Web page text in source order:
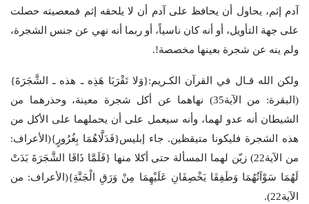
آدم إثم، يحاول أن يحافظ على آدم أن لا يلحقه إثم فمعصيته حصلت
على جهة التأويل، أو أنه كان ناسياً، أو ربما أنه نهي عن جنس الشجرة،
ولم ينه عن شجرة بعينها مخصصة!.
ولكن الله قـال في القرآن الكـريم:{وَلا تَقْرَبَا هَذِه ـ هذه ـ الشَّجَرَةَ}
(البقرة: من الآية35) نهاهما عن أكل شجرة معينة، وحذرهما من
الشيطان أنه عدو لهما، وأنه سيعمل على أن يحملهما على الأكل من
هذه الشجرة فليكونا متيقظين. جاء إبليس{فَدَلَّاهُمَا بِغُرُورٍ}(الأعراف:
من الآية22) زيّن لهما المسألة حتى أكلا منها {فَلَمَّا ذَاقَا الشَّجَرَةَ بَدَتْ
لَهُمَا سَوْآتُهُمَا وَطَفِقَا يَخْصِفَانِ عَلَيْهِمَا مِنْ وَرَقِ الْجَنَّةِ}(الأعراف: من
الآية22).